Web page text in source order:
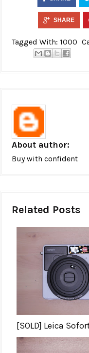
SHARE
Tagged With: 1000
About author:
Buy with confident
Related Posts
[SOLD] Leica